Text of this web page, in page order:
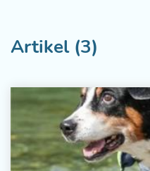
Artikel (3)